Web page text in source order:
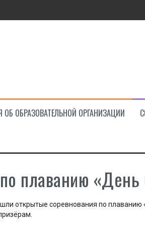
ОБ ОБРАЗОВАТЕЛЬНОЙ ОРГАНИЗАЦИИ
плаванию «День
открытые соревнования по плаванию